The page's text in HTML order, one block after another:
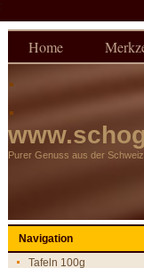
:
Home
.
.
Purer Genuss aus der Schweiz
Navigation
Tafeln 100g